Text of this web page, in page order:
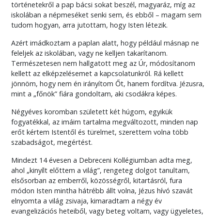
történetekről a pap bácsi sokat beszél, magyaráz, míg az
iskolában a népmeséket senki sem, és ebből – magam sem
tudom hogyan, arra jutottam, hogy Isten létezik.
Azért imádkoztam a paplan alatt, hogy például másnap ne
feleljek az iskolában, vagy ne kelljen takarítanom.
Természetesen nem hallgatott meg az Úr, módosítanom
kellett az elképzelésemet a kapcsolatunkról. Rá kellett
jönnöm, hogy nem én irányítom Őt, hanem fordítva. Jézusra,
mint a „főnök” fiára gondoltam, aki csodákra képes.
Négyéves koromban született két húgom, egyikük
fogyatékkal, az imáim tartalma megváltozott, minden nap
erőt kértem Istentől és türelmet, szerettem volna több
szabadságot, megértést.
Mindezt 14 évesen a Debreceni Kollégiumban adta meg,
ahol „kinyílt előttem a világ”, rengeteg dolgot tanultam,
elsősorban az emberről, közösségről, kitartásról, fura
módon Isten mintha hátrébb állt volna, Jézus hívó szavát
elnyomta a világ zsivaja, kimaradtam a négy év
evangelizációs heteiből, vagy beteg voltam, vagy ügyeletes,